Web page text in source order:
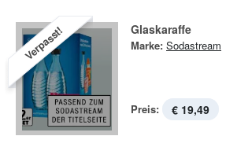
Verpasst! Glaskaraffe
Marke: Sodastream
Preis: € 19,49